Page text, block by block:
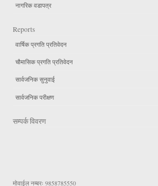
नागरिक वडापत्र
Reports
वार्षिक प्रगति प्रतिवेदन
चौमासिक प्रगति प्रतिवेदन
सार्वजनिक सुनुवाई
सार्वजनिक परीक्षण
सम्पर्क विवरण
मोवाईल नम्बरः 9858785550